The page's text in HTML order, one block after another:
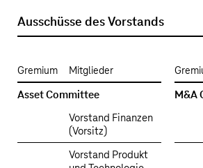
Ausschüsse des Vorstands
Gremium Mitglieder
Asset Committee
M&A
Vorstand Finanzen
(Vorsitz)
Vorstand Produkt